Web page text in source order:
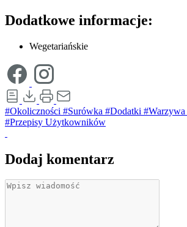
Dodatkowe informacje:
Wegetariańskie
#Okoliczności #Surówka #Dodatki #Warzywa
#Przepisy Użytkowników
Dodaj komentarz